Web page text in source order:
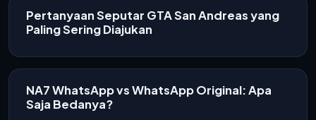
Pertanyaan Seputar GTA San Andreas yang
Paling Sering Diajukan
NA7 WhatsApp vs WhatsApp Original: Apa
Saja Bedanya?